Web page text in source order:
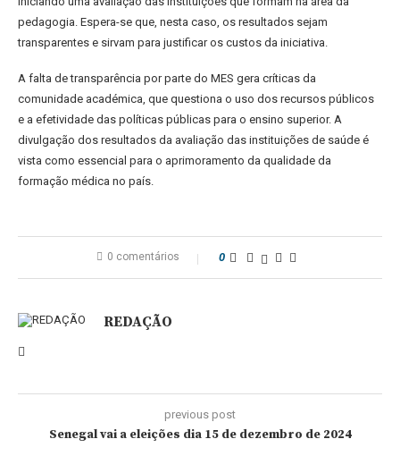
pedagogia. Espera-se que, nesta caso, os resultados sejam
transparentes e sirvam para justificar os custos da iniciativa.
A falta de transparência por parte do MES gera críticas da
comunidade académica, que questiona o uso dos recursos públicos
e a efetividade das políticas públicas para o ensino superior. A
divulgação dos resultados da avaliação das instituições de saúde é
vista como essencial para o aprimoramento da qualidade da
formação médica no país.
0 comentários 0
REDAÇÃO
previous post
Senegal vai a eleições dia 15 de dezembro de 2024